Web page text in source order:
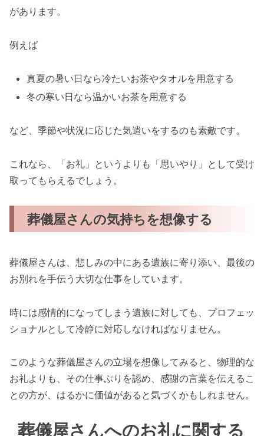
があります。
例えば
真夏の暑い日なら冷たいお茶やタオルを用意する
冬の寒い日なら温かいお茶を用意する
など、季節や状況に応じた気遣いをするのも素敵です。
これなら、「お礼」というよりも「思いやり」として受け
取ってもらえるでしょう。
葬儀屋さんの気持ちを想像する
葬儀屋さんは、悲しみの中にある遺族に寄り添い、最後の
お別れを手伝う大切な仕事をしています。
時には感情的になってしまう遺族に対しても、プロフェッ
ショナルとして冷静に対応しなければなりません。
このような葬儀屋さんの立場を想像してみると、物理的な
お礼よりも、その仕事ぶりを認め、感謝の言葉を伝えるこ
との方が、はるかに価値があると気づくかもしれません。
葬儀屋さんへのお礼に関する